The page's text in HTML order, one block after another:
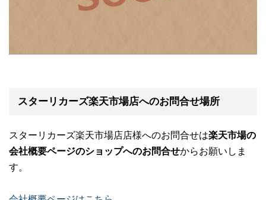
スターリカーズ楽天市場店へのお問合せ場所
スターリカーズ楽天市場店店様へのお問合せは楽天市場の
会社概要ページのショップへのお問合せからお願いしま
す。